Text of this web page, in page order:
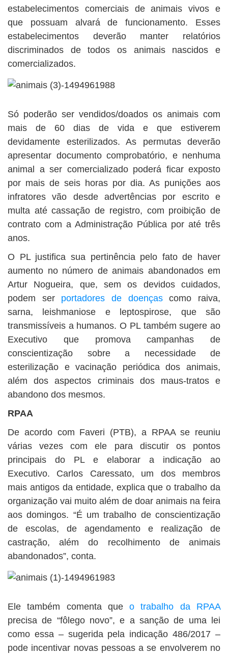
estabelecimentos comerciais de animais vivos e
que possuam alvará de funcionamento. Esses
estabelecimentos deverão manter relatórios
discriminados de todos os animais nascidos e
comercializados.
Só poderão ser vendidos/doados os animais com
mais de 60 dias de vida e que estiverem
devidamente esterilizados. As permutas deverão
apresentar documento comprobatório, e nenhuma
animal a ser comercializado poderá ficar exposto
por mais de seis horas por dia. As punições aos
infratores vão desde advertências por escrito e
multa até cassação de registro, com proibição de
contrato com a Administração Pública por até três
anos.
O PL justifica sua pertinência pelo fato de haver
aumento no número de animais abandonados em
Artur Nogueira, que, sem os devidos cuidados,
podem ser portadores de doençascomo raiva,
sarna, leishmaniose e leptospirose, que são
transmissíveis a humanos. O PL também sugere ao
Executivo que promova campanhas de
conscientização sobre a necessidade de
esterilização e vacinação periódica dos animais,
além dos aspectos criminais dos maus-tratos e
abandono dos mesmos.
RPAA
De acordo com Faveri (PTB), a RPAA se reuniu
várias vezes com ele para discutir os pontos
principais do PL e elaborar a indicação ao
Executivo. Carlos Caressato, um dos membros
mais antigos da entidade, explica que o trabalho da
organização vai muito além de doar animais na feira
aos domingos. “É um trabalho de conscientização
de escolas, de agendamento e realização de
castração, além do recolhimento de animais
abandonados”, conta.
Ele também comenta queo trabalho da RPAA
precisa de “fôlego novo”, e a sanção de uma lei
como essa – sugerida pela indicação 486/2017 –
pode incentivar novas pessoas a se envolverem no